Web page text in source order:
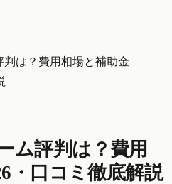
は？費用相場と補助金
ム評判は？費用
・口コミ徹底解説